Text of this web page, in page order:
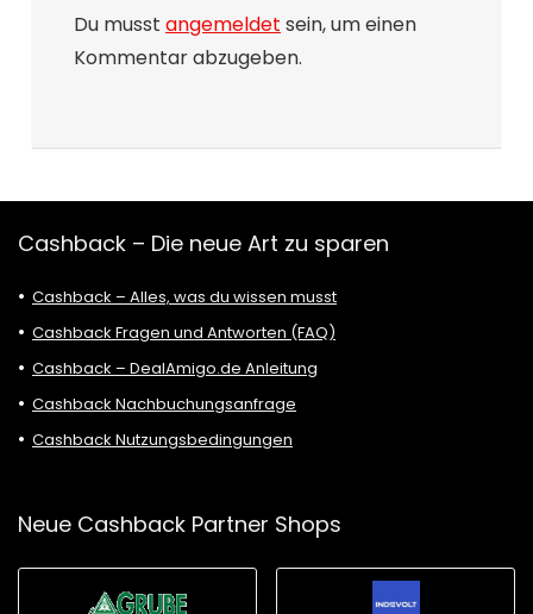
Du musst angemeldet sein, um einen
Kommentar abzugeben.
Cashback – Die neue Art zu sparen
Cashback – Alles, was du wissen musst
Cashback Fragen und Antworten (FAQ)
Cashback – DealAmigo.de Anleitung
Cashback Nachbuchungsanfrage
Cashback Nutzungsbedingungen
Neue Cashback Partner Shops